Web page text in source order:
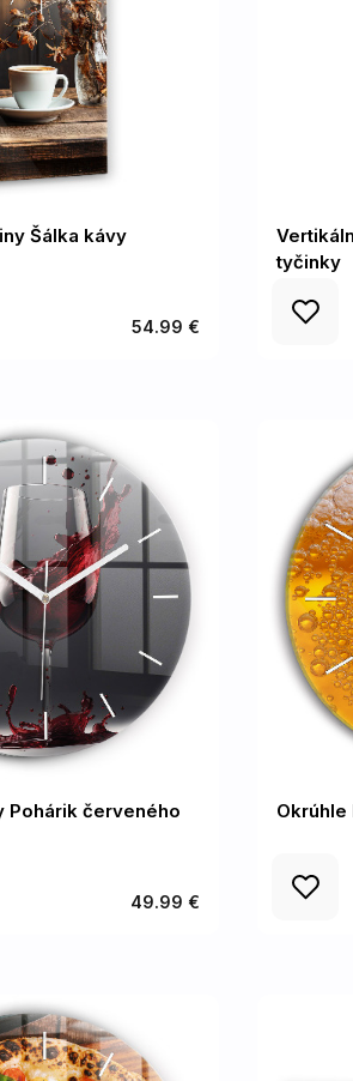
Šálka kávy
54.99 €
tyčinky
Pohárik červeného
49.99 €
Okrúhle